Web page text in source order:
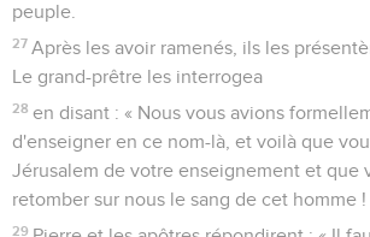
peuple.
27 Après les avoir ramenés, ils les
Le grand-prêtre les interrogea
28 en disant : « Nous vous avions
d'enseigner en ce nom-là, et voilà que
Jérusalem de votre enseignement et que
retomber sur nous le sang de cet homme !
29